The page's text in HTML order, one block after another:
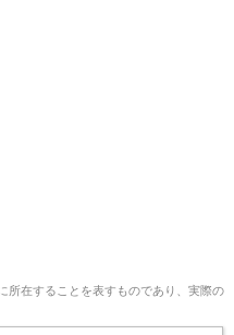
在することを表すものであり、実際の